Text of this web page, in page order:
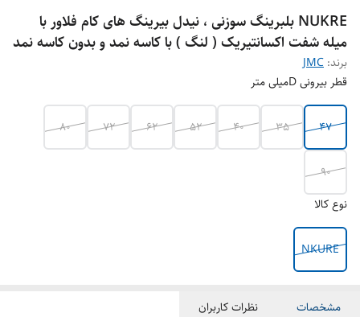
NUKRE بلبرینگ سوزنی ، نیدل بیرینگ های کام فلاور با
میله شفت اکسانتیریک ( لنگ ) با کاسه نمد و بدون کاسه نمد
برند: JMC
قطر بیرونی Dمیلی متر
47
35
40
52
62
72
80
90
نوع کالا
NKURE
مشخصات نظرات کاربران